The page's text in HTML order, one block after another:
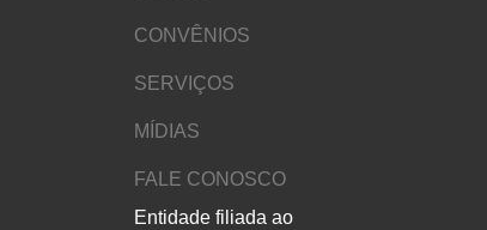
CONVÊNIOS
SERVIÇOS
MÍDIAS
FALE CONOSCO
Entidade filiada ao